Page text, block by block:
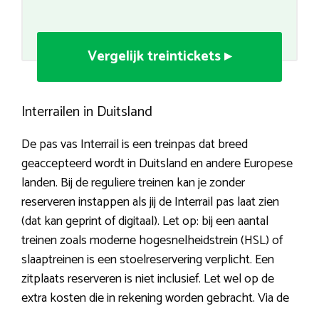
Vergelijk treintickets ▸
Interrailen in Duitsland
De pas vas Interrail is een treinpas dat breed
geaccepteerd wordt in Duitsland en andere Europese
landen. Bij de reguliere treinen kan je zonder
reserveren instappen als jij de Interrail pas laat zien
(dat kan geprint of digitaal). Let op: bij een aantal
treinen zoals moderne hogesnelheidstrein (HSL) of
slaaptreinen is een stoelreservering verplicht. Een
zitplaats reserveren is niet inclusief. Let wel op de
extra kosten die in rekening worden gebracht. Via de